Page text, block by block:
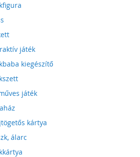
játék
kiegészítő
játék
kártya
álarc